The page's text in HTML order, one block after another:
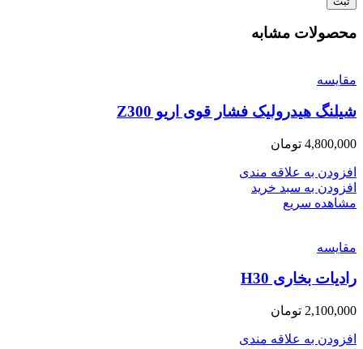
محصولات مشابه
مقایسه
شیلنگ هیدرولیک فشار قوی اریو Z300
4,800,000 تومان
افزودن به علاقه مندی
افزودن به سبد خرید
مشاهده سریع
مقایسه
رادیات بخاری H30
2,100,000 تومان
افزودن به علاقه مندی